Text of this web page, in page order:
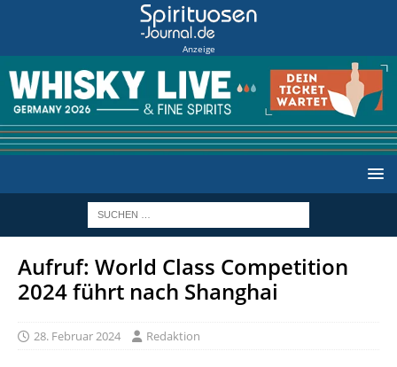
Anzeige
Aufruf: World Class Competition
2024 führt nach Shanghai
28. Februar 2024 Redaktion